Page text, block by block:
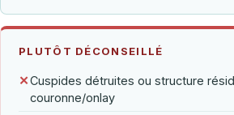
PLUTÔT DÉCONSEILLÉ
✕Cuspides détruites ou structure
couronne/onlay